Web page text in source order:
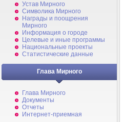
Устав Мирного
Символика Мирного
Награды и поощрения
Мирного
Информация о городе
Целевые и иные программы
Национальные проекты
Статистические данные
Глава Мирного
Глава Мирного
Документы
Отчеты
Интернет-приемная